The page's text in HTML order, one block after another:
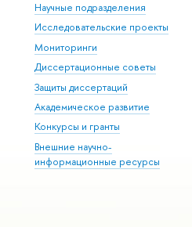
Научные подразделения
Исследовательские проекты
Мониторинги
Диссертационные советы
Защиты диссертаций
Академическое развитие
Конкурсы и гранты
Внешние научно-
информационные ресурсы